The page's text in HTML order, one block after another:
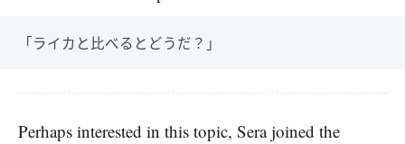
「ライカと比べるとどうだ？」
Perhaps interested in this topic, Sera joined the